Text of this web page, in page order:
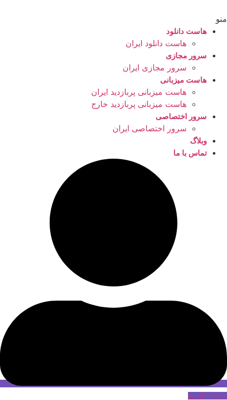
منو
هاست دانلود
هاست دانلود ایران
سرور مجازی
سرور مجازی ایران
هاست میزبانی
هاست میزبانی پربازدید ایران
هاست میزبانی پربازدید خارج
سرور اختصاصی
سرور اختصاصی ایران
وبلاگ
تماس با ما
حساب کاربری